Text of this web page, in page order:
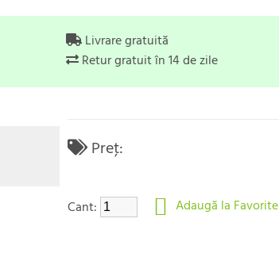
Livrare gratuită
Retur gratuit în 14 de zile
Preţ:
Cant: Adaugă la Favorite